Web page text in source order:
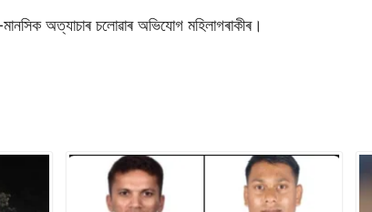
অত্যাচাৰ চলোৱাৰ অভিযোগ মহিলাগৰাকীৰ।